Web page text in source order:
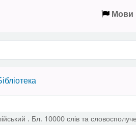
Мови
. Бл. 10000 слів та